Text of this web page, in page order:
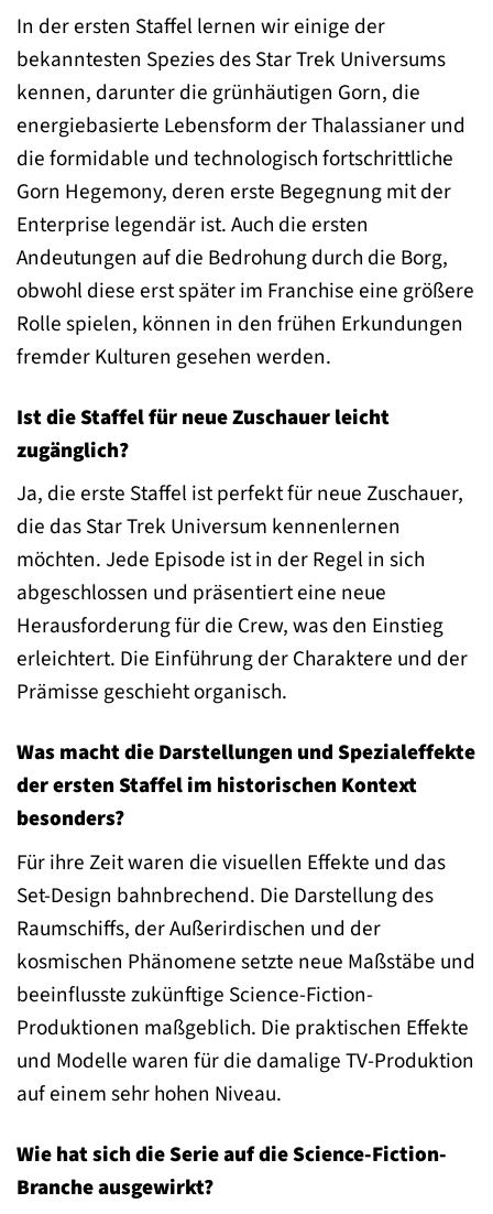
In der ersten Staffel lernen wir einige der
bekanntesten Spezies des Star Trek Universums
kennen, darunter die grünhäutigen Gorn, die
energiebasierte Lebensform der Thalassianer und
die formidable und technologisch fortschrittliche
Gorn Hegemony, deren erste Begegnung mit der
Enterprise legendär ist. Auch die ersten
Andeutungen auf die Bedrohung durch die Borg,
obwohl diese erst später im Franchise eine größere
Rolle spielen, können in den frühen Erkundungen
fremder Kulturen gesehen werden.
Ist die Staffel für neue Zuschauer leicht
zugänglich?
Ja, die erste Staffel ist perfekt für neue Zuschauer,
die das Star Trek Universum kennenlernen
möchten. Jede Episode ist in der Regel in sich
abgeschlossen und präsentiert eine neue
Herausforderung für die Crew, was den Einstieg
erleichtert. Die Einführung der Charaktere und der
Prämisse geschieht organisch.
Was macht die Darstellungen und Spezialeffekte
der ersten Staffel im historischen Kontext
besonders?
Für ihre Zeit waren die visuellen Effekte und das
Set-Design bahnbrechend. Die Darstellung des
Raumschiffs, der Außerirdischen und der
kosmischen Phänomene setzte neue Maßstäbe und
beeinflusste zukünftige Science-Fiction-
Produktionen maßgeblich. Die praktischen Effekte
und Modelle waren für die damalige TV-Produktion
auf einem sehr hohen Niveau.
Wie hat sich die Serie auf die Science-Fiction-
Branche ausgewirkt?